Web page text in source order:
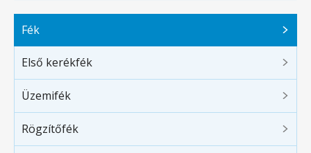
Fék
Első kerékfék
Üzemifék
Rögzítőfék